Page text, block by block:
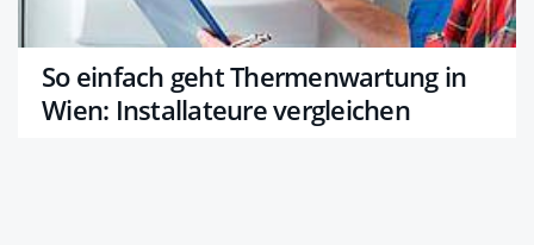
So einfach geht Thermenwartung in
Wien: Installateure vergleichen